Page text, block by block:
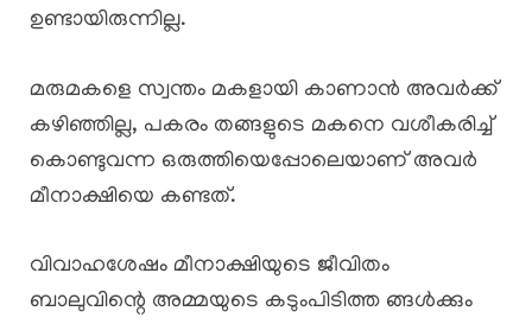
ഉണ്ടായിരുന്നില്ല.
മരുമകളെ സ്വന്തം മകളായി കാണാൻ അവർക്ക്
കഴിഞ്ഞില്ല, പകരം തങ്ങളുടെ മകനെ വശീകരിച്ച്
കൊണ്ടുവന്ന ഒരുത്തിയെപ്പോലെയാണ് അവർ
മീനാക്ഷിയെ കണ്ടത്.
വിവാഹശേഷം മീനാക്ഷിയുടെ ജീവിതം
ബാലുവിന്റെ അമ്മയുടെ കടുംപിടിത്ത ങ്ങൾക്കും